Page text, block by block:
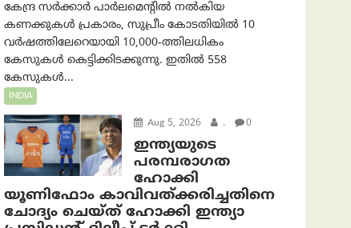
കേന്ദ്ര സർക്കാർ പാർലമെന്റിൽ നൽകിയ
കണക്കുകൾ പ്രകാരം, സുപ്രീം കോടതിയിൽ 10
വർഷത്തിലേറെയായി 10,000-ത്തിലധികം
കേസുകൾ കെട്ടിക്കിടക്കുന്നു. ഇതിൽ 558
കേസുകൾ...
INDIA
Aug 5, 2026 . 0
ഇന്ത്യയുടെ
പരമ്പരാഗത
ഹോക്കി
യൂണിഫോം കാവിവത്ക്കരിച്ചതിനെ
ചോദ്യം ചെയ്ത് ഹോക്കി ഇന്ത്യാ